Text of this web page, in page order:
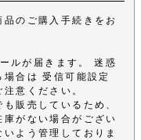
のご購入手続きをお
が届きます。 迷惑
合は 受信可能設定
意ください。
販売しているため、
がない場合がござい
よう管理しておりま